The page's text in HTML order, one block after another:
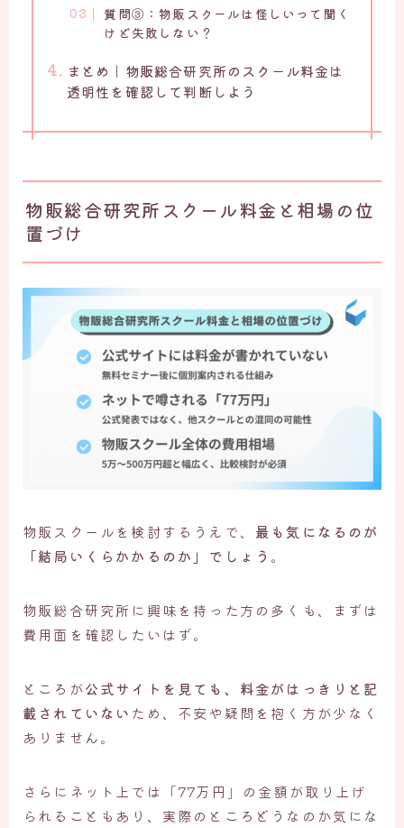
質問③：物販スクールは怪しいって聞く
けど失敗しない？
まとめ｜物販総合研究所のスクール料金は
透明性を確認して判断しよう
物販総合研究所スクール料金と相場の位
置づけ
物販スクールを検討するうえで、 最も気になるのが
「結局いくらかかるのか」でしょう 。
物販総合研究所に興味を持った方の多くも、まずは
費用面を確認したいはず。
ところが公式サイトを見ても、料金がはっきりと記
載されていない ため、不安や疑問を抱く方が少なく
ありません。
さらにネット上では「77万円」の金額が取り上げ
られることもあり、実際のところどうなのか気にな